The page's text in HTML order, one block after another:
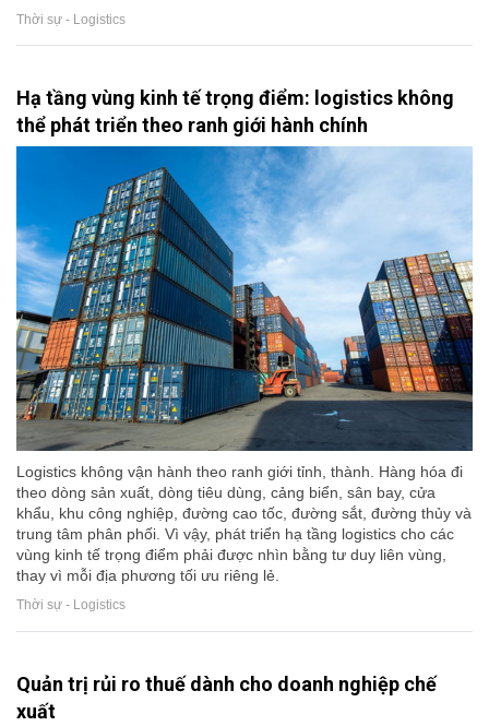
Thời sự - Logistics
Hạ tầng vùng kinh tế trọng điểm: logistics không
thể phát triển theo ranh giới hành chính
Logistics không vận hành theo ranh giới tỉnh, thành. Hàng hóa đi
theo dòng sản xuất, dòng tiêu dùng, cảng biển, sân bay, cửa
khẩu, khu công nghiệp, đường cao tốc, đường sắt, đường thủy và
trung tâm phân phối. Vì vậy, phát triển hạ tầng logistics cho các
vùng kinh tế trọng điểm phải được nhìn bằng tư duy liên vùng,
thay vì mỗi địa phương tối ưu riêng lẻ.
Thời sự - Logistics
Quản trị rủi ro thuế dành cho doanh nghiệp chế
xuất